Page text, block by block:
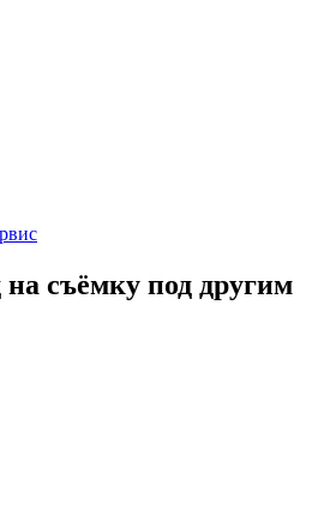
съёмку под другим